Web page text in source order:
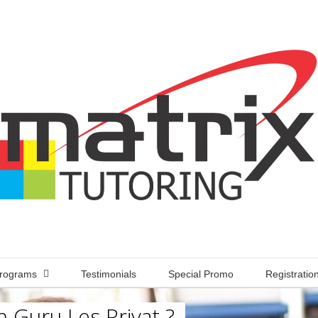
Testimonials Special Promo